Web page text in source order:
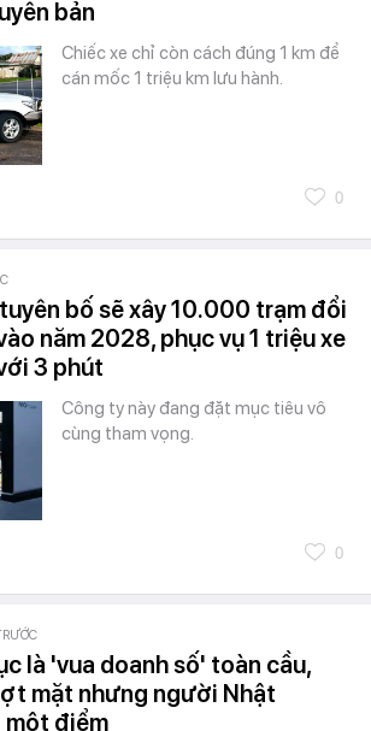
bản
Chiếc xe chỉ còn cách đúng 1 km để
cán mốc 1 triệu km lưu hành.
0
bố sẽ xây 10.000 trạm đổi
năm 2028, phục vụ 1 triệu xe
3 phút
Công ty này đang đặt mục tiêu vô
cùng tham vọng.
0
là 'vua doanh số' toàn cầu,
mặt nhưng người Nhật
một điểm